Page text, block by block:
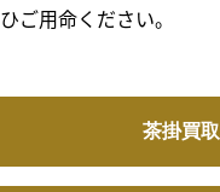
ご用命ください。
茶掛買取